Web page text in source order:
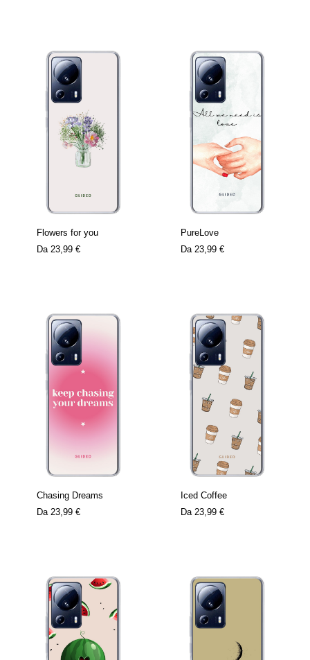
Flowers for you
Da 23,99 €
PureLove
Da 23,99 €
Chasing Dreams
Da 23,99 €
Iced Coffee
Da 23,99 €